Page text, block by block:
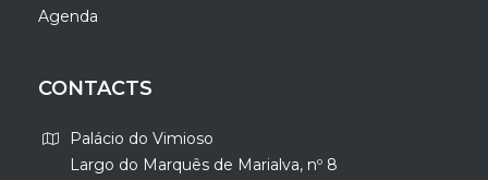
Agenda
CONTACTS
Palácio do Vimioso
Largo do Marquês de Marialva, nº 8